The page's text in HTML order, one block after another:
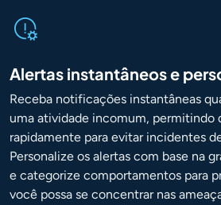
Alertas instantâneos e
Receba notificações instantâneas
uma atividade incomum, permitindo
rapidamente para evitar incidentes
Personalize os alertas com base na
e categorize comportamentos para
você possa se concentrar nas